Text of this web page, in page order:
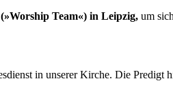
Team«) in Leipzig, um
in unserer Kirche. Die